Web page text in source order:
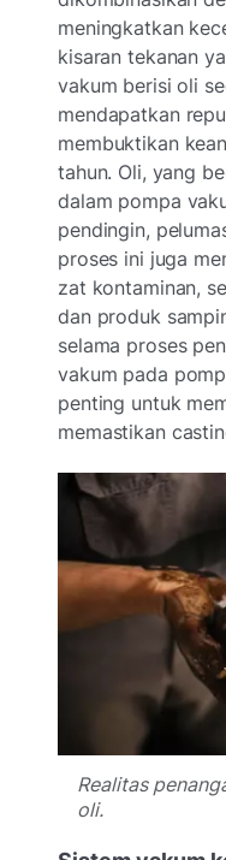
meningkatkan
kisaran tekanan
vakum berisi oli
mendapatkan
membuktikan
tahun. Oli, yang
dalam pompa
pendingin,
proses ini juga
zat kontaminan,
dan produk
selama proses
vakum pada
penting untuk
memastikan
Realitas
oli.